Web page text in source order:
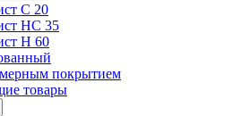
С 20
НС 35
Н 60
покрытием
товары